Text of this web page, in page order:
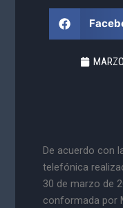
De acuerdo con
telefónica
30 de marzo de
conformada por